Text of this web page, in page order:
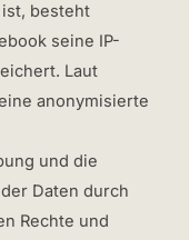
besteht
seine IP-
Laut
anonymisierte
und die
Daten durch
Rechte und